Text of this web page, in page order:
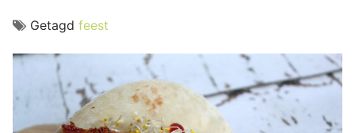
Getagd feest